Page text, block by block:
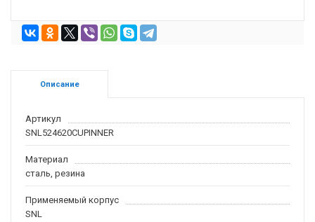
Описание
Артикул
SNL524620CUPINNER
Материал
сталь, резина
Применяемый корпус
SNL